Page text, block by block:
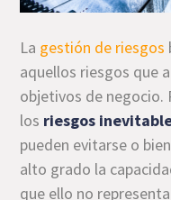
La gestión de riesgos
aquellos riesgos que
objetivos de negocio.
los riesgos
pueden evitarse o
alto grado la
que ello no